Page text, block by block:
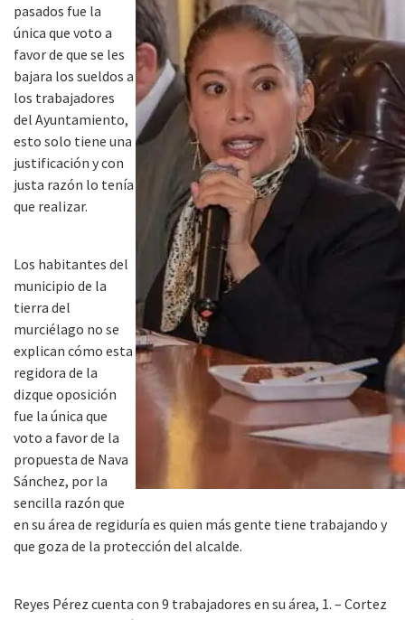
pasados fue la
única que voto a
favor de que se les
bajara los sueldos a
los trabajadores
del Ayuntamiento,
esto solo tiene una
justificación y con
justa razón lo tenía
que realizar.
Los habitantes del
municipio de la
tierra del
murciélago no se
explican cómo esta
regidora de la
dizque oposición
fue la única que
voto a favor de la
propuesta de Nava
Sánchez, por la
sencilla razón que
en su área de regiduría es quien más gente tiene trabajando y
que goza de la protección del alcalde.
Reyes Pérez cuenta con 9 trabajadores en su área, 1. – Cortez